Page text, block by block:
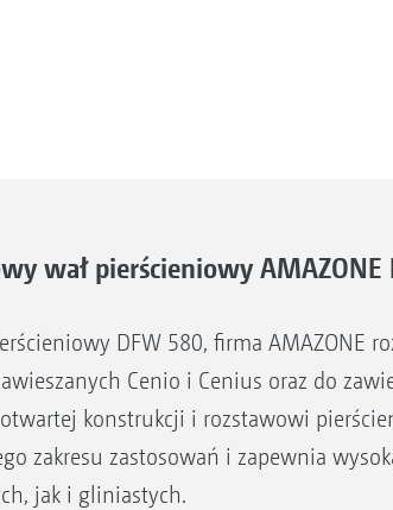
wał pierścieniowy AMAZONE
DFW 580, firma AMAZONE
Cenio i Cenius oraz do
konstrukcji i rozstawowi
zakresu zastosowań i zapewnia
jak i gliniastych.